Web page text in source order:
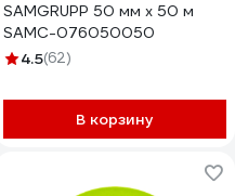
SAMGRUPP 50 мм х 50 м
SAMC-076050050
4.5(62)
В корзину